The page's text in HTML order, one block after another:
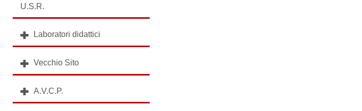
U.S.R.
Laboratori didattici
Vecchio Sito
A.V.C.P.